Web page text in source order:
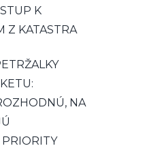
K
Z KATASTRA
NA
PRIORITY